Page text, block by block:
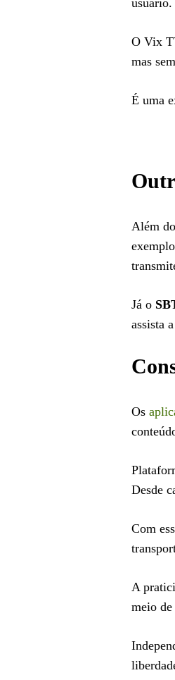
usuário.
O Vix
mas
É uma
Além
Já o
assista
Os
Desde
Com
A
meio